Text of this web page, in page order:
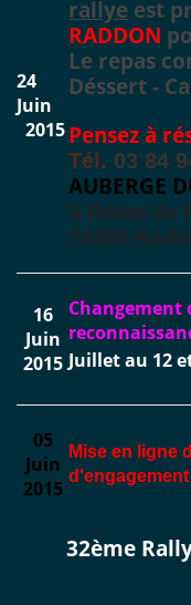
24
Juin
2015
rallye est
RADDON
Le repas
Déssert -
Pensez à
Tél. 03 84
AUBERGE
5 Route de
70280
16
Juin
2015
Changement
Juillet au 12
05
Juin
2015
Mise en ligne
d'engagement
32ème